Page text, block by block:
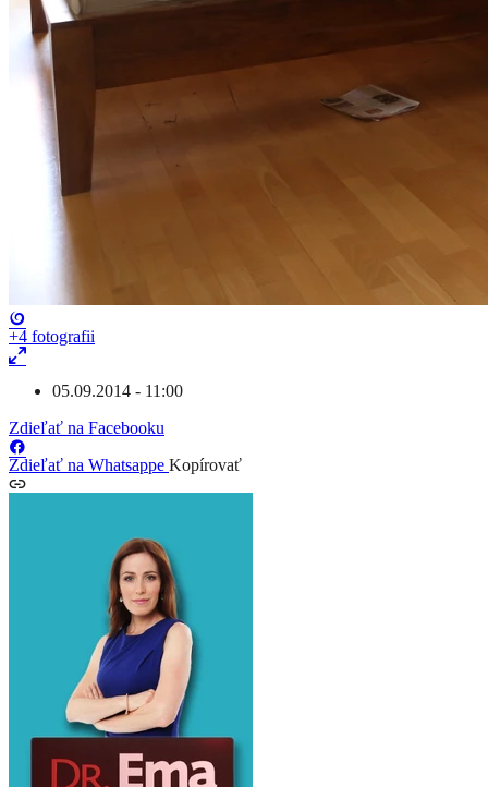
+4 fotografii
05.09.2014 - 11:00
Zdieľať na Facebooku
Zdieľať na Whatsappe Kopírovať